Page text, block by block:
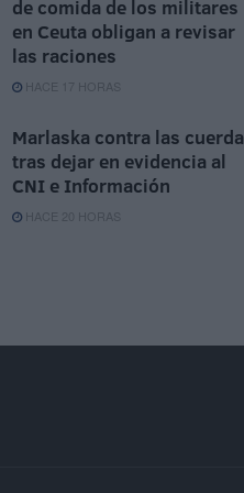
de comida de los militares
en Ceuta obligan a revisar
las raciones
HACE 17 HORAS
Marlaska contra las
tras dejar en evidencia al
CNI e Información
HACE 20 HORAS